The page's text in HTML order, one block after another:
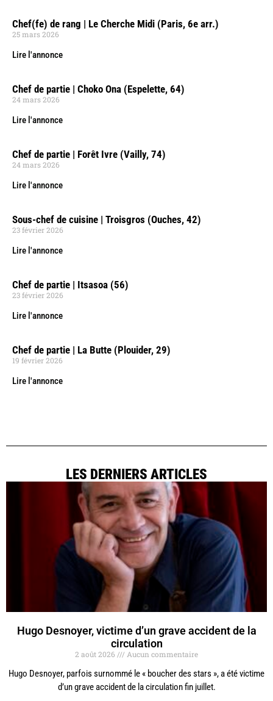
Chef(fe) de rang | Le Cherche Midi (Paris, 6e arr.)
25 mars 2026
Lire l'annonce
Chef de partie | Choko Ona (Espelette, 64)
24 mars 2026
Lire l'annonce
Chef de partie | Forêt Ivre (Vailly, 74)
24 mars 2026
Lire l'annonce
Sous-chef de cuisine | Troisgros (Ouches, 42)
23 février 2026
Lire l'annonce
Chef de partie | Itsasoa (56)
23 février 2026
Lire l'annonce
Chef de partie | La Butte (Plouider, 29)
19 février 2026
Lire l'annonce
LES DERNIERS ARTICLES
Hugo Desnoyer, victime d’un grave accident de la
circulation
2 août 2026 Aucun commentaire
Hugo Desnoyer, parfois surnommé le « boucher des stars », a été victime
d’un grave accident de la circulation fin juillet.